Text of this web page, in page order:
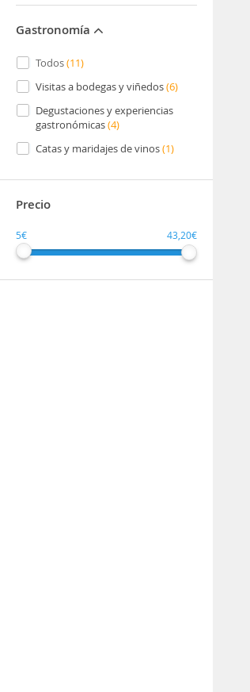
Gastronomía
Todos(11)
Visitas a bodegas y viñedos(6)
Degustaciones y experiencias
gastronómicas(4)
Catas y maridajes de vinos(1)
Precio
5€ 43,20€